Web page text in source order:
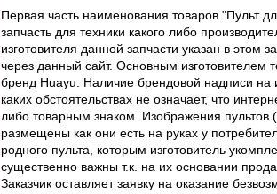
Первая часть наименования товаров "Пульт
запчасть для техники какого либо
изготовителя данной запчасти указан в этом
через данный сайт. Основным изготовителем
бренд Huayu. Наличие брендовой надписи на
каких обстоятельствах не означает, что
либо товарным знаком. Изображения
размещены как они есть на руках у
родного пульта, которым изготовитель
существенно важны т.к. на их основании
Заказчик оставляет заявку на оказание